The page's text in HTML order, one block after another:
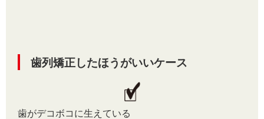
歯列矯正したほうがいいケース
歯がデコボコに生えている